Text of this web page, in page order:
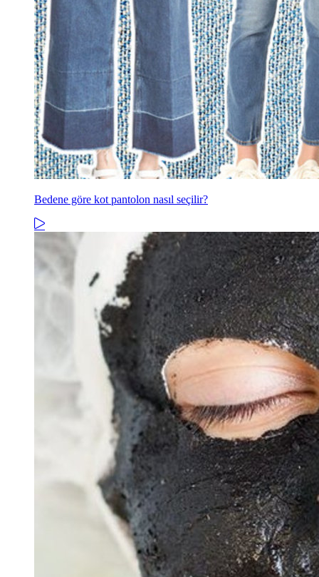
Bedene göre kot pantolon nasıl seçilir?